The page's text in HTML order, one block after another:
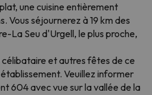
une cuisine entièrement
Vous séjournerez à 19 km des
La Seu d'Urgell, le plus proche,
et autres fêtes de ce
Veuillez informer
604 avec vue sur la vallée de la